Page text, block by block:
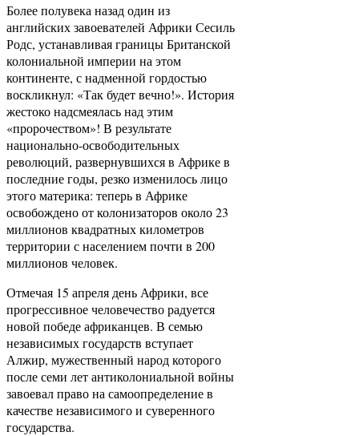
Более полувека назад один из
английских завоевателей Африки Сесиль
Родс, устанавливая границы Британской
колониальной империи на этом
континенте, с надменной гордостью
воскликнул: «Так будет вечно!». История
жестоко надсмеялась над этим
«пророчеством»! В результате
национально-освободительных
революций, развернувшихся в Африке в
последние годы, резко изменилось лицо
этого материка: теперь в Африке
освобождено от колонизаторов около 23
миллионов квадратных километров
территории с населением почти в 200
миллионов человек.
Отмечая 15 апреля день Африки, все
прогрессивное человечество радуется
новой победе африканцев. В семью
независимых государств вступает
Алжир, мужественный народ которого
после семи лет антиколониальной войны
завоевал право на самоопределение в
качестве независимого и суверенного
государства.